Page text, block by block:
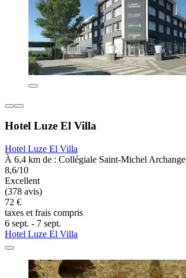
Hotel Luze El Villa
Hotel Luze El Villa
À 6,4 km de : Collégiale Saint-Michel Archange
8,6/10
Excellent
(378 avis)
72 €
taxes et frais compris
6 sept. - 7 sept.
Hotel Luze El Villa